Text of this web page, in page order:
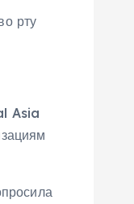
рту
Asia